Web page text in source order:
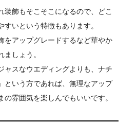
装飾もそこそこになるので、どこ
いという特徴もあります。
をアップグレードするなど華やか
しょう。
ャスなウエディングよりも、ナチ
という方であれば、無理なアップ
雰囲気を楽しんでもいいです。